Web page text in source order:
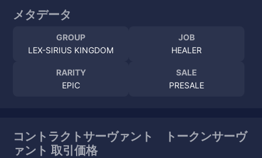
メタデータ
GROUP
LEX-SIRIUS KINGDOM
JOB
HEALER
RARITY
EPIC
SALE
PRESALE
コントラクトサーヴァント トークンサーヴ
ァント 取引価格